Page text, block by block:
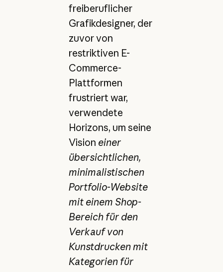
freiberuflicher
Grafikdesigner, der
zuvor von
restriktiven E-
Commerce-
Plattformen
frustriert war,
verwendete
Horizons, um seine
Vision einer
übersichtlichen,
minimalistischen
Portfolio-Website
mit einem Shop-
Bereich für den
Verkauf von
Kunstdrucken mit
Kategorien für